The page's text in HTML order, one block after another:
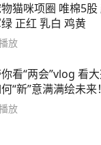
项圈 唯棉5股 颜
色：军绿 正红 乳白 鸡黄
放
“两会”vlog 看大兴
“新”意满满绘未来！
放